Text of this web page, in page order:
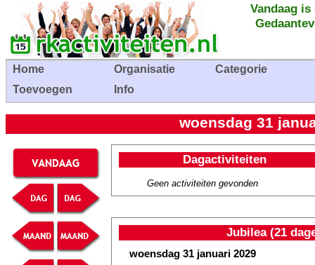
Vandaag
Home Organisatie
Categorie
Toevoegen
Info
woensdag 31
Dagactiviteiten
Geen activiteiten gevonden
Jubilea (21
woensdag 31 januari 2029